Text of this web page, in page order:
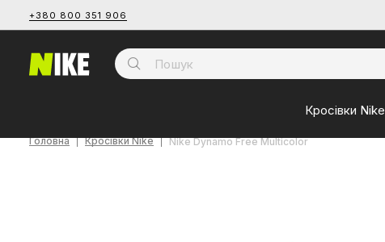
+380 800 351 906
Кросівки Nike
Головна Кросівки Nike Nike Dynamo Free Multicolor